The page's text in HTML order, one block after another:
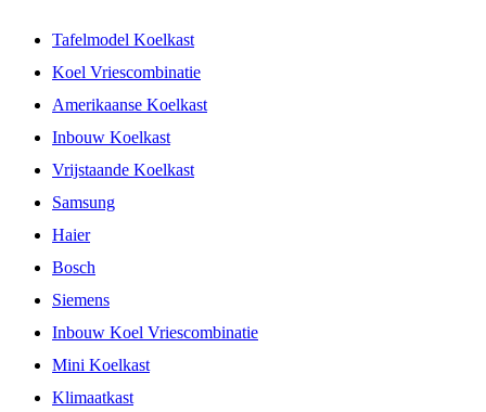
Tafelmodel Koelkast
Koel Vriescombinatie
Amerikaanse Koelkast
Inbouw Koelkast
Vrijstaande Koelkast
Samsung
Haier
Bosch
Siemens
Inbouw Koel Vriescombinatie
Mini Koelkast
Klimaatkast